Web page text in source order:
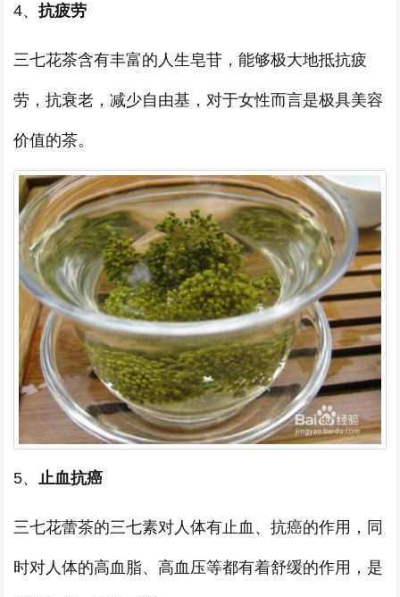
4、 抗疲劳
三七花茶含有丰富的人生皂苷，能够极大地抵抗疲
劳，抗衰老，减少自由基，对于女性而言是极具美容
价值的茶。
5、 止血抗癌
三七花蕾茶的三七素对人体有止血、抗癌的作用，同
时对人体的高血脂、高血压等都有着舒缓的作用，是